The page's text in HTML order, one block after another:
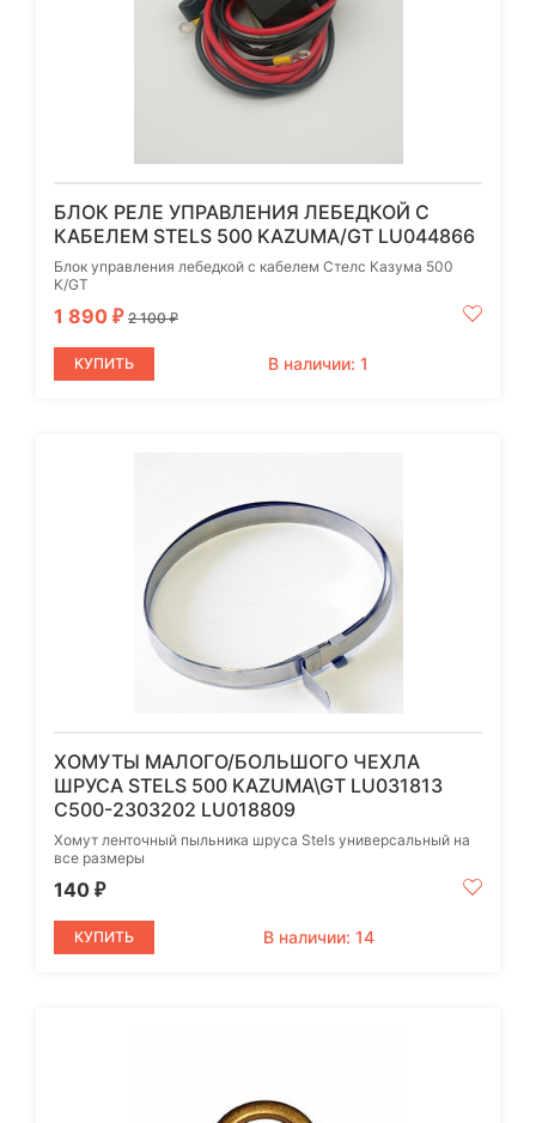
БЛОК РЕЛЕ УПРАВЛЕНИЯ ЛЕБЕДКОЙ С
КАБЕЛЕМ STELS 500 KAZUMA/GT LU044866
Блок управления лебедкой с кабелем Стелс Казума 500
K/GT
1 890 ₽ 2 100₽
КУПИТЬ В наличии: 1
ХОМУТЫ МАЛОГО/БОЛЬШОГО ЧЕХЛА
ШРУСА STELS 500 KAZUMA\GT LU031813
C500-2303202 LU018809
Хомут ленточный пыльника шруса Stels универсальный на
все размеры
140 ₽
КУПИТЬ В наличии: 14